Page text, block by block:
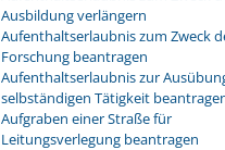
Ausbildung verlängern
Aufenthaltserlaubnis zum Zweck
Forschung beantragen
Aufenthaltserlaubnis zur
selbständigen Tätigkeit
Aufgraben einer Straße für
Leitungsverlegung beantragen